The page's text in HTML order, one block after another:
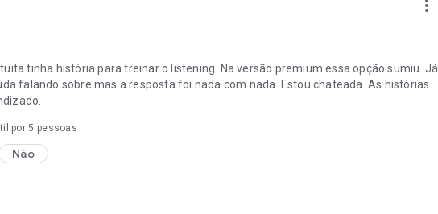
more_vert
tinha história para treinar o listening. Na versão premium essa opção sumiu. Já
falando sobre mas a resposta foi nada com nada. Estou chateada. As histórias
por5 pessoas
Não